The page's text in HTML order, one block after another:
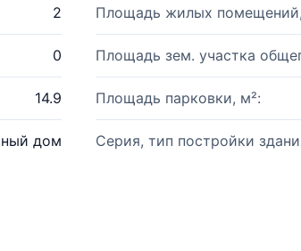
2 Площадь жилых
0 Площадь зем. участка
14.9 Площадь парковки, м²:
дом Серия, тип постройки